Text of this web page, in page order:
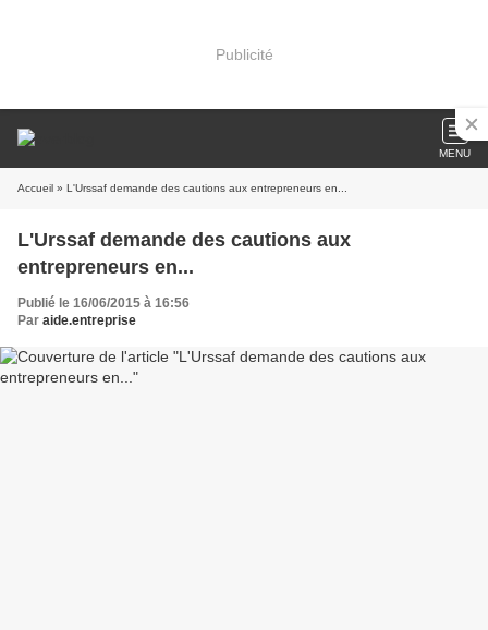
Publicité
MENU
Accueil » L'Urssaf demande des cautions aux entrepreneurs en...
L'Urssaf demande des cautions aux
entrepreneurs en...
Publié le 16/06/2015 à 16:56
Par aide.entreprise